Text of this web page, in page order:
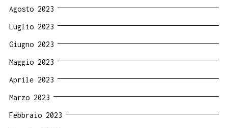
Agosto 2023
Luglio 2023
Giugno 2023
Maggio 2023
Aprile 2023
Marzo 2023
Febbraio 2023